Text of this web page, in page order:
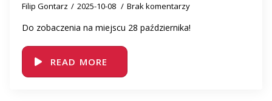
Filip Gontarz 2025-10-08 Brak komentarzy
Do zobaczenia na miejscu 28 października!
READ MORE